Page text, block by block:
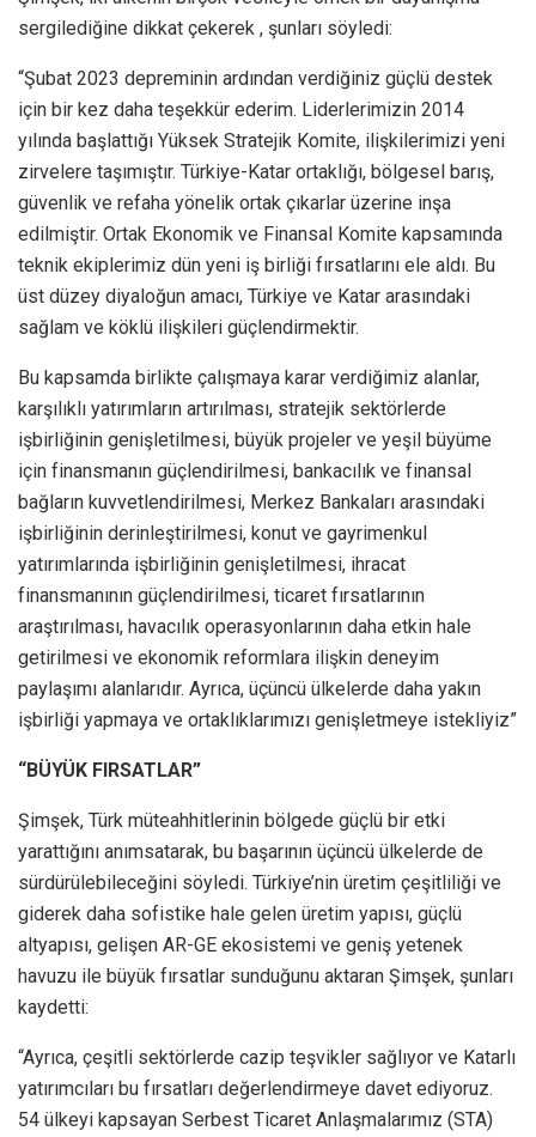
sergilediğine dikkat çekerek , şunları söyledi:
“Şubat 2023 depreminin ardından verdiğiniz güçlü destek
için bir kez daha teşekkür ederim. Liderlerimizin 2014
yılında başlattığı Yüksek Stratejik Komite, ilişkilerimizi yeni
zirvelere taşımıştır. Türkiye-Katar ortaklığı, bölgesel barış,
güvenlik ve refaha yönelik ortak çıkarlar üzerine inşa
edilmiştir. Ortak Ekonomik ve Finansal Komite kapsamında
teknik ekiplerimiz dün yeni iş birliği fırsatlarını ele aldı. Bu
üst düzey diyaloğun amacı, Türkiye ve Katar arasındaki
sağlam ve köklü ilişkileri güçlendirmektir.
Bu kapsamda birlikte çalışmaya karar verdiğimiz alanlar,
karşılıklı yatırımların artırılması, stratejik sektörlerde
işbirliğinin genişletilmesi, büyük projeler ve yeşil büyüme
için finansmanın güçlendirilmesi, bankacılık ve finansal
bağların kuvvetlendirilmesi, Merkez Bankaları arasındaki
işbirliğinin derinleştirilmesi, konut ve gayrimenkul
yatırımlarında işbirliğinin genişletilmesi, ihracat
finansmanının güçlendirilmesi, ticaret fırsatlarının
araştırılması, havacılık operasyonlarının daha etkin hale
getirilmesi ve ekonomik reformlara ilişkin deneyim
paylaşımı alanlarıdır. Ayrıca, üçüncü ülkelerde daha yakın
işbirliği yapmaya ve ortaklıklarımızı genişletmeye istekliyiz”
“BÜYÜK FIRSATLAR”
Şimşek, Türk müteahhitlerinin bölgede güçlü bir etki
yarattığını anımsatarak, bu başarının üçüncü ülkelerde de
sürdürülebileceğini söyledi. Türkiye’nin üretim çeşitliliği ve
giderek daha sofistike hale gelen üretim yapısı, güçlü
altyapısı, gelişen AR-GE ekosistemi ve geniş yetenek
havuzu ile büyük fırsatlar sunduğunu aktaran Şimşek, şunları
kaydetti:
“Ayrıca, çeşitli sektörlerde cazip teşvikler sağlıyor ve Katarlı
yatırımcıları bu fırsatları değerlendirmeye davet ediyoruz.
54 ülkeyi kapsayan Serbest Ticaret Anlaşmalarımız (STA)